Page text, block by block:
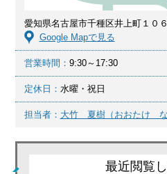
愛知県名古屋市千種区井上町１０
Google Mapで見る
営業時間： 9:30～17:30
定休日： 水曜・祝日
担当者： 大竹 夏樹（おおたけ な
最近閲覧